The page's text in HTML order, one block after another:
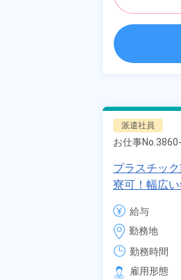
派遣社員
お仕事No.
プラスチッ
寮可！幅広
無料送迎も
給与
勤務地
勤務時間
雇用形態